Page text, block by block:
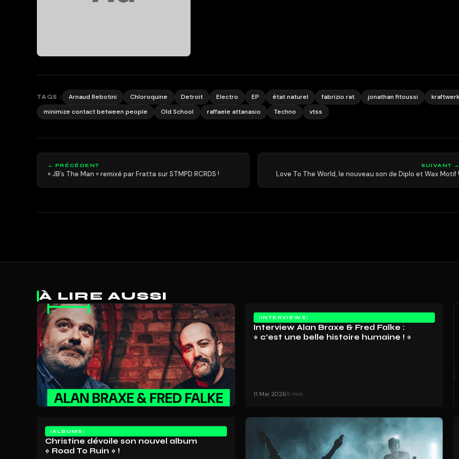
TAGS : Arnaud Rebotini Chloroquine Detroit Electro EP état naturel fabrizio rat jonathan fitoussi
kraftwerk
minimize contact between people
Old School raffaele attanasio Techno vtss
← PRÉCÉDENT
« JB’s The Man » remixé par Fratta sur STMPD RCRDS !
SUIVANT →
Love To The World, le nouveau son de Diplo et Wax Motif !
À LIRE AUSSI
INTERVIEWS
Interview Alan Braxe & Fred Falke :
« c’est une belle histoire humaine ! »
11 Mai 20269 min
ALBUMS
Christine dévoile son nouvel album
« Road To Ruin » !